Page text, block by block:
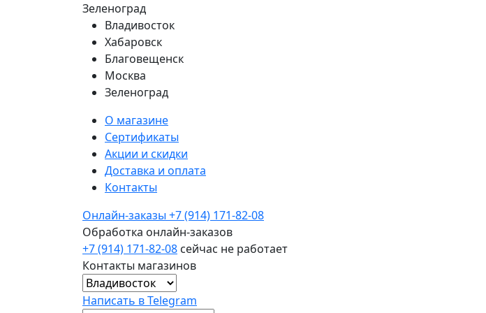
Зеленоград
Владивосток
Хабаровск
Благовещенск
Москва
Зеленоград
О магазине
Сертификаты
Акции и скидки
Доставка и оплата
Контакты
Онлайн-заказы +7 (914) 171-82-08
Обработка онлайн-заказов
+7 (914) 171-82-08 сейчас не работает
Контакты магазинов
Написать в Telegram